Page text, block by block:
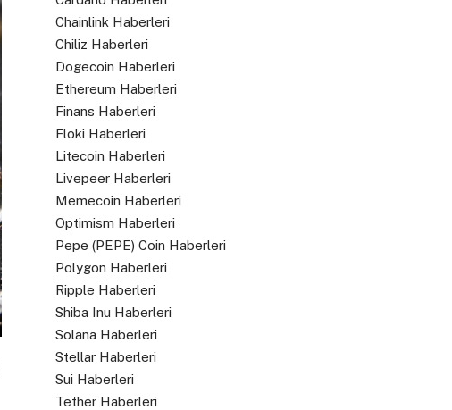
Chainlink Haberleri
Chiliz Haberleri
Dogecoin Haberleri
Ethereum Haberleri
Finans Haberleri
Floki Haberleri
Litecoin Haberleri
Livepeer Haberleri
Memecoin Haberleri
Optimism Haberleri
Pepe (PEPE) Coin Haberleri
Polygon Haberleri
Ripple Haberleri
Shiba Inu Haberleri
Solana Haberleri
Stellar Haberleri
Sui Haberleri
Tether Haberleri